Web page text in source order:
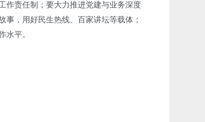
作责任制；要大力推进党建与业务深度
，用好民生热线、百家讲坛等载体；
水平。